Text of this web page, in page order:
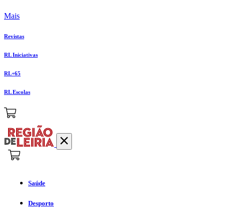
Mais
Revistas
RL Iniciativas
RL+65
RL Escolas
Saúde
Desporto